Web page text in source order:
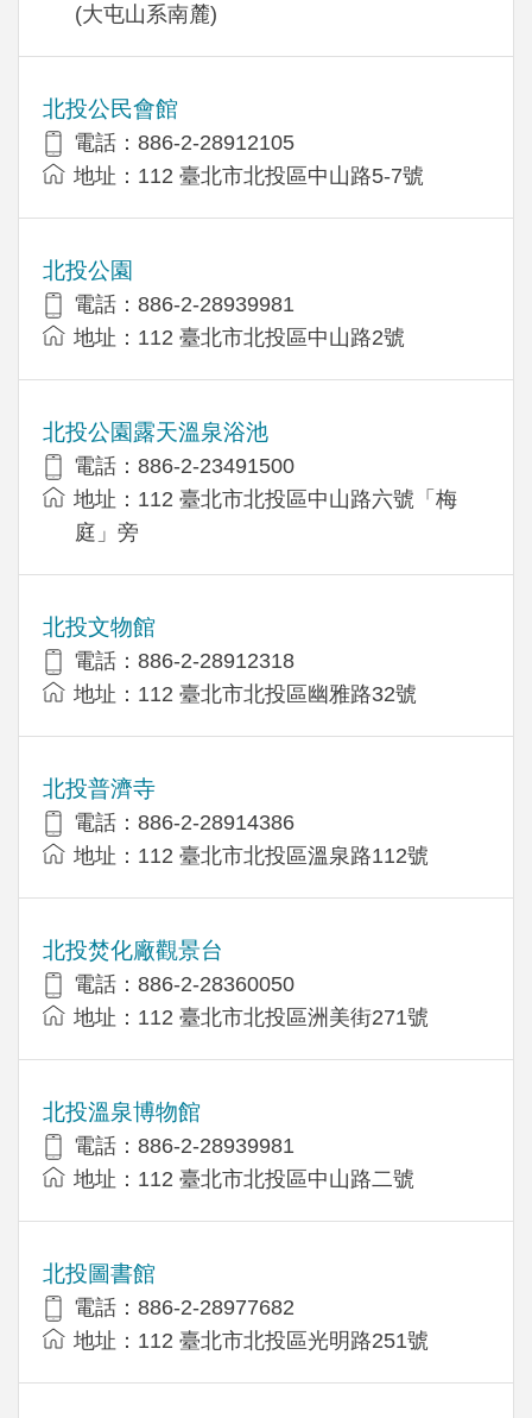
(大屯山系南麓)
北投公民會館
電話：886-2-28912105
地址：112 臺北市北投區中山路5-7號
北投公園
電話：886-2-28939981
地址：112 臺北市北投區中山路2號
北投公園露天溫泉浴池
電話：886-2-23491500
地址：112 臺北市北投區中山路六號「梅
庭」旁
北投文物館
電話：886-2-28912318
地址：112 臺北市北投區幽雅路32號
北投普濟寺
電話：886-2-28914386
地址：112 臺北市北投區溫泉路112號
北投焚化廠觀景台
電話：886-2-28360050
地址：112 臺北市北投區洲美街271號
北投溫泉博物館
電話：886-2-28939981
地址：112 臺北市北投區中山路二號
北投圖書館
電話：886-2-28977682
地址：112 臺北市北投區光明路251號